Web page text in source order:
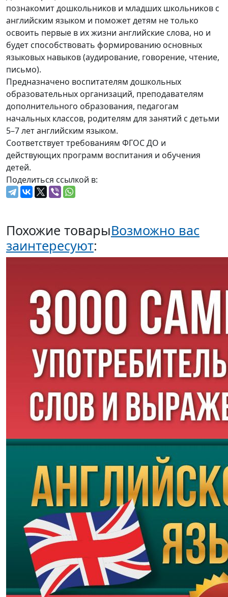
познакомит дошкольников и младших школьников с
английским языком и поможет детям не только
освоить первые в их жизни английские слова, но и
будет способствовать формированию основных
языковых навыков (аудирование, говорение, чтение,
письмо).
Предназначено воспитателям дошкольных
образовательных организаций, преподавателям
дополнительного образования, педагогам
начальных классов, родителям для занятий с детьми
5–7 лет английским языком.
Соответствует требованиям ФГОС ДО и
действующих программ воспитания и обучения
детей.
Поделиться ссылкой в:
Похожие товарыВозможно вас
заинтересуют: